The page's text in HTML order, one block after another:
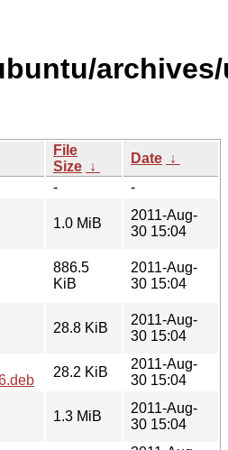
File
Size ↓
Date ↓
-
-
1.0 MiB
2011-Aug-
30 15:04
886.5
KiB
2011-Aug-
30 15:04
28.8 KiB
2011-Aug-
30 15:04
28.2 KiB
2011-Aug-
30 15:04
1.3 MiB
2011-Aug-
30 15:04